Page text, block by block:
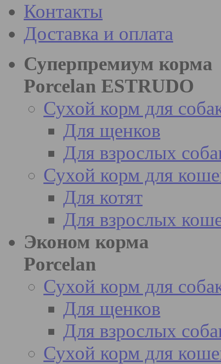
Контакты
Доставка и оплата
Суперпремиум корма
Porcelan ESTRUDO
Сухой корм для
Для щенков
Для взрослых
Сухой корм для
Для котят
Для взрослых
Эконом корма
Porcelan
Сухой корм для
Для щенков
Для взрослых
Сухой корм для